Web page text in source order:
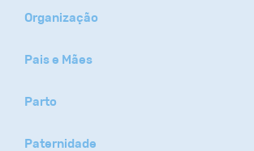
Organização
Pais e Mães
Parto
Paternidade